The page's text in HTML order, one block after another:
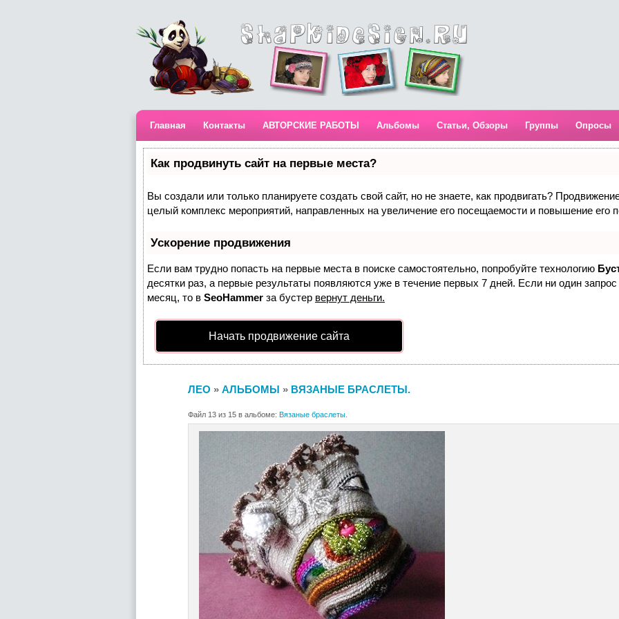
Главная Контакты АВТОРСКИЕ РАБОТЫ Альбомы Статьи, Обзоры Группы Опросы
Как продвинуть сайт на первые места?
Вы создали или только планируете создать свой сайт, но не знаете, как продвигать?
целый комплекс мероприятий, направленных на увеличение его посещаемости и повышение его
Ускорение продвижения
Если вам трудно попасть на первые места в поиске самостоятельно, попробуйте технологию
десятки раз, а первые результаты появляются уже в течение первых 7 дней. Если ни один
месяц, то в SeoHammer за бустер вернут деньги.
Начать продвижение сайта
ЛЕО » АЛЬБОМЫ » ВЯЗАНЫЕ БРАСЛЕТЫ.
Файл 13 из 15 в альбоме: Вязаные браслеты.